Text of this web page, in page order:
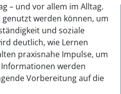
– und vor allem im Alltag.
werden können, um
und soziale
deutlich, wie Lernen
praxisnahe Impulse, um
werden
Vorbereitung auf die